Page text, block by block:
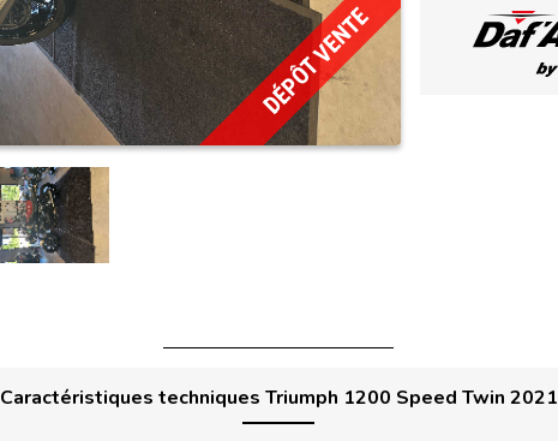
DÉPÔT VENTE
Caractéristiques techniques Triumph 1200 Speed Twin 2021